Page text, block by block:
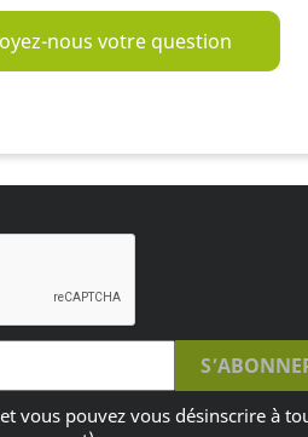
nous votre question
vous pouvez vous désinscrire à